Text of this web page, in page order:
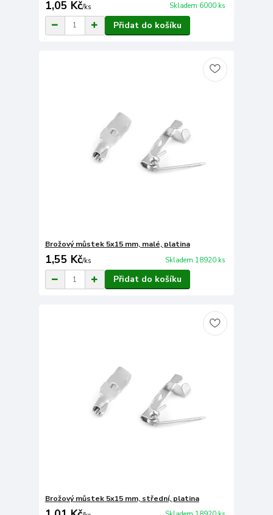
1,05 Kč/ks Skladem 6000 ks
Přidat do košíku
Brožový můstek 5x15 mm, malé, platina
1,55 Kč/ks Skladem 18920 ks
Přidat do košíku
Brožový můstek 5x15 mm, střední, platina